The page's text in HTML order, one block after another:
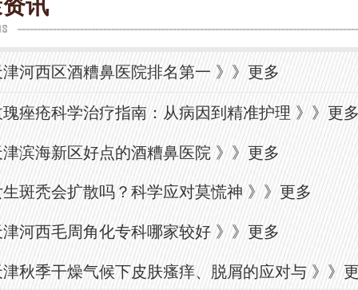
讯
津河西区酒糟鼻医院排名第一 》》 更多
瑰痤疮科学治疗指南：从病因到精准护理 》》 更
津滨海新区好点的酒糟鼻医院 》》更多
生斑秃会扩散吗？科学应对莫慌神》》 更多
津河西毛周角化专科哪家较好 》》更多
津秋季干燥气候下皮肤瘙痒、脱屑的应对与 》》